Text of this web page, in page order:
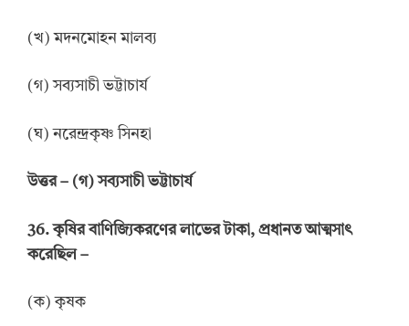
(খ) মদনমোহন মালব্য
(গ) সব্যসাচী ভট্টাচার্য
(ঘ) নরেন্দ্রকৃষ্ণ সিনহা
উত্তর– (গ) সব্যসাচী ভট্টাচার্য
36.কৃষির বাণিজ্যিকরণের লাভের টাকা, প্রধানত আত্মসাৎ
করেছিল–
(ক) কৃষক